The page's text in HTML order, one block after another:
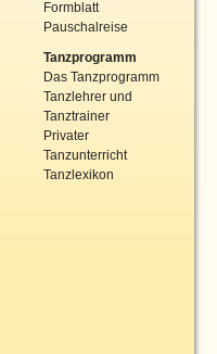
Formblatt
Pauschalreise
Tanzprogramm
Das Tanzprogramm
Tanzlehrer und
Tanztrainer
Privater
Tanzunterricht
Tanzlexikon